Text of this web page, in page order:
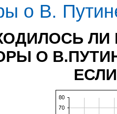
о В.
О